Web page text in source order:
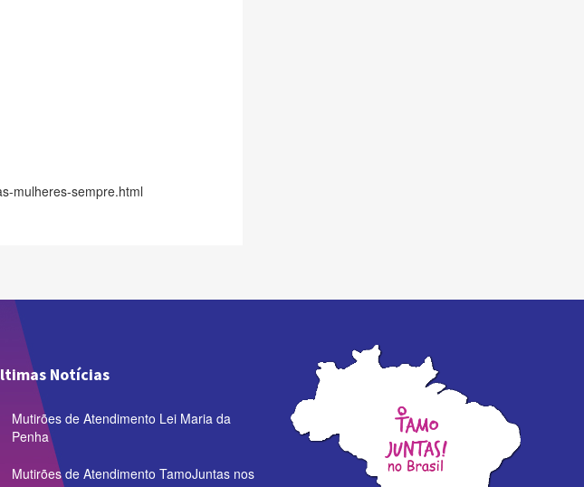
mulheres-sempre.html
Notícias
Mutirões de Atendimento Lei Maria da
Penha
Mutirões de Atendimento TamoJuntas nos